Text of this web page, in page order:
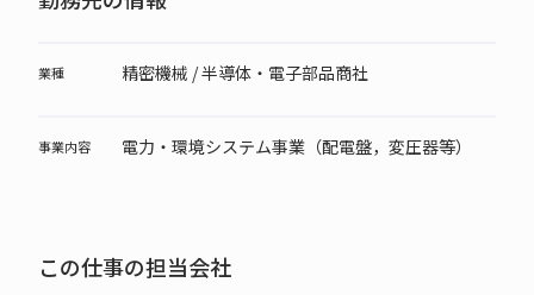
業種 精密機械 / 半導体・電子部品商社
事業内容 電力・環境システム事業（配電盤，変圧器等）
この仕事の担当会社